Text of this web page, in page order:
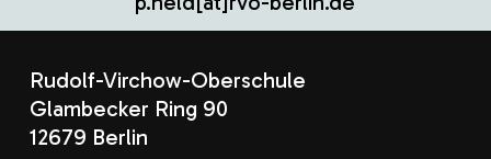
Rudolf-Virchow-Oberschule
Glambecker Ring 90
12679 Berlin